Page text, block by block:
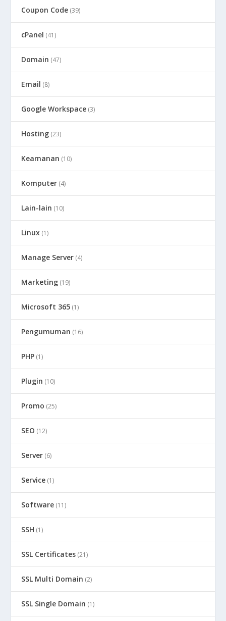
Coupon Code (39)
cPanel (41)
Domain (47)
Email (8)
Google Workspace (3)
Hosting (23)
Keamanan (10)
Komputer (4)
Lain-lain (10)
Linux (1)
Manage Server (4)
Marketing (19)
Microsoft 365 (1)
Pengumuman (16)
PHP (1)
Plugin (10)
Promo (25)
SEO (12)
Server (6)
Service (1)
Software (11)
SSH (1)
SSL Certificates (21)
SSL Multi Domain (2)
SSL Single Domain (1)